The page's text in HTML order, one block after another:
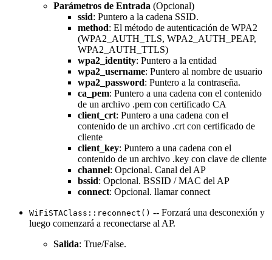
Parámetros de Entrada (Opcional)
ssid: Puntero a la cadena SSID.
method: El método de autenticación de WPA2
(WPA2_AUTH_TLS, WPA2_AUTH_PEAP,
WPA2_AUTH_TTLS)
wpa2_identity: Puntero a la entidad
wpa2_username: Puntero al nombre de usuario
wpa2_password: Puntero a la contraseña.
ca_pem: Puntero a una cadena con el contenido
de un archivo .pem con certificado CA
client_crt: Puntero a una cadena con el
contenido de un archivo .crt con certificado de
cliente
client_key: Puntero a una cadena con el
contenido de un archivo .key con clave de cliente
channel: Opcional. Canal del AP
bssid: Opcional. BSSID / MAC del AP
connect: Opcional. llamar connect
WiFiSTAClass::reconnect() -- Forzará una desconexión y
luego comenzará a reconectarse al AP.
Salida: True/False.